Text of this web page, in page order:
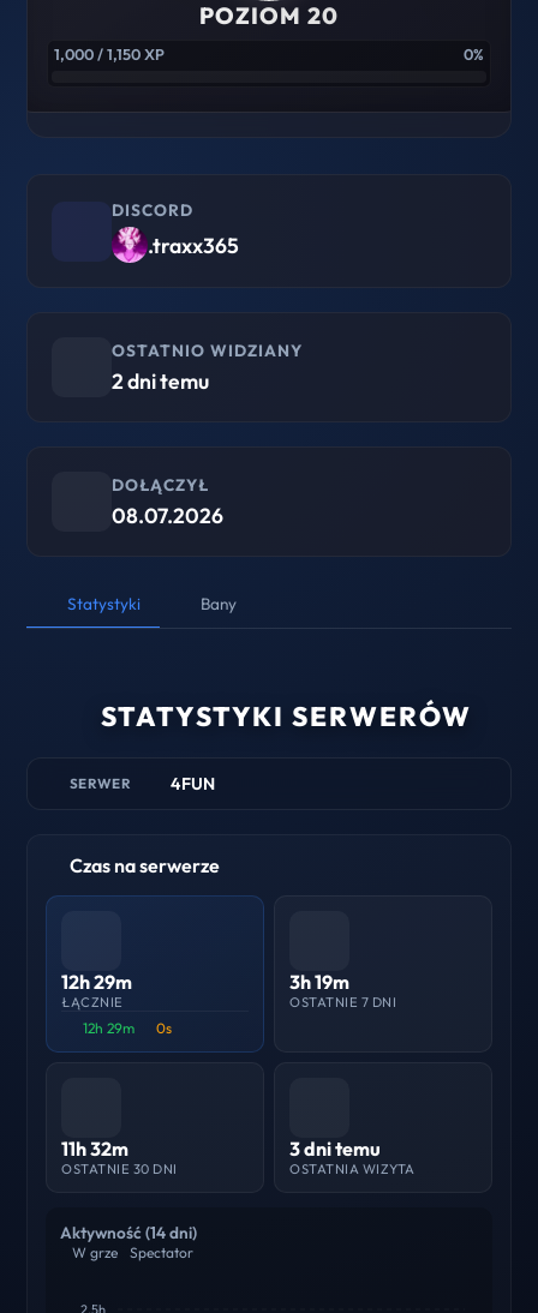
POZIOM 20
1,000 / 1,150 XP 0%
DISCORD
.traxx365
OSTATNIO WIDZIANY
2 dni temu
DOŁĄCZYŁ
08.07.2026
Statystyki Bany
STATYSTYKI SERWERÓW
SERWER 4FUN
Czas na serwerze
12h 29m
ŁĄCZNIE
12h 29m 0s
3h 19m
OSTATNIE 7 DNI
11h 32m
OSTATNIE 30 DNI
3 dni temu
OSTATNIA WIZYTA
Aktywność (14 dni)
W grze Spectator
2.5h